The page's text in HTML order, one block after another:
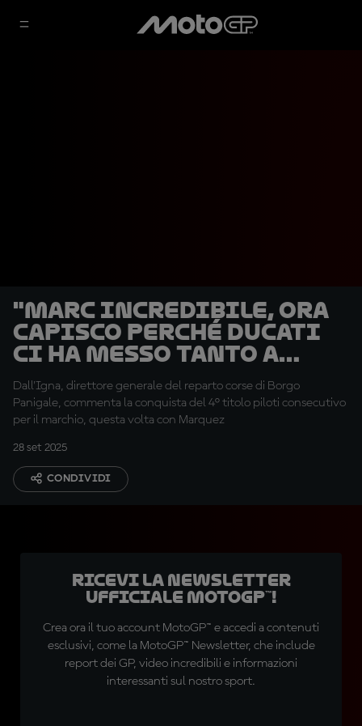
"Marc incredibile, ora
capisco perché Ducati
ci ha messo tanto a
vincere"
Dall'Igna, direttore generale del reparto corse di Borgo
Panigale, commenta la conquista del 4° titolo piloti consecutivo
per il marchio, questa volta con Marquez
28 set 2025
CONDIVIDI
Ricevi la newsletter
ufficiale MotoGP™!
Crea ora il tuo account MotoGP™ e accedi a contenuti
esclusivi, come la MotoGP™ Newsletter, che include
report dei GP, video incredibili e informazioni
interessanti sul nostro sport.